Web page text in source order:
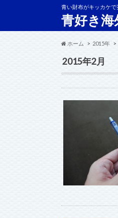
青い財布がキッカケ
青好き海
ホーム 2015年
2015年2月